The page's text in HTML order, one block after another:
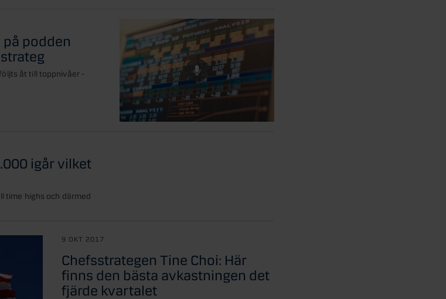
podden
åt till toppnivåer -
igår vilket
time highs och därmed
9 OKT 2017
Chefsstrategen Tine Choi: Här
finns den bästa avkastningen det
fjärde kvartalet